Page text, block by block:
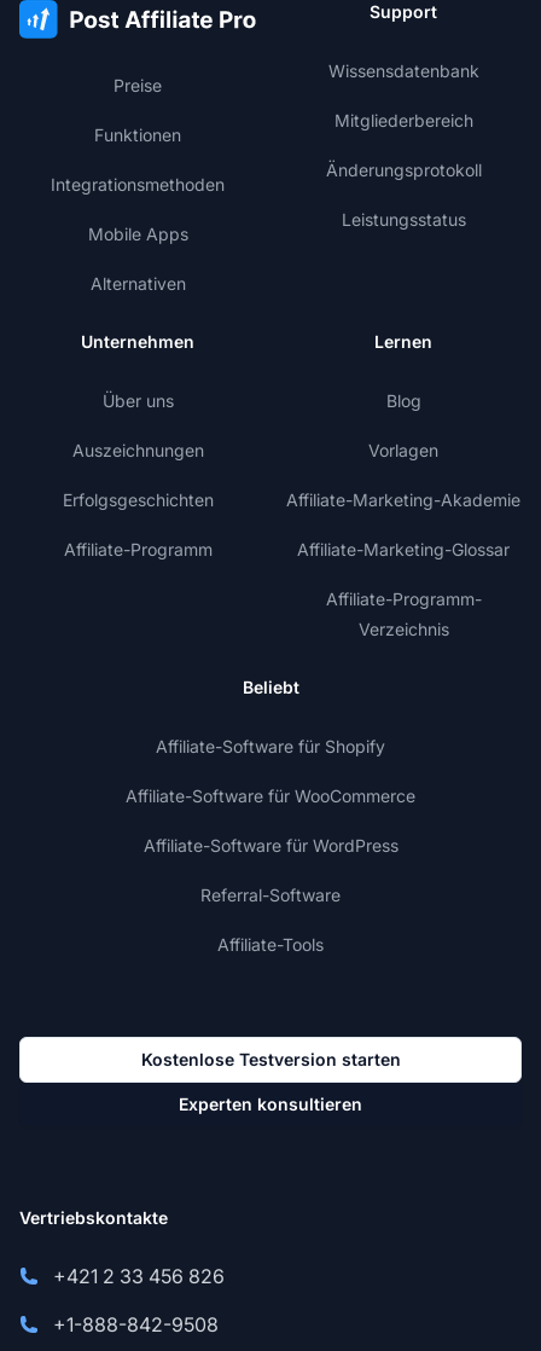
Preise
Funktionen
Integrationsmethoden
Mobile Apps
Alternativen
Support
Wissensdatenbank
Mitgliederbereich
Änderungsprotokoll
Leistungsstatus
Unternehmen
Über uns
Auszeichnungen
Erfolgsgeschichten
Affiliate-Programm
Lernen
Blog
Vorlagen
Affiliate-Marketing-Akademie
Affiliate-Marketing-Glossar
Affiliate-Programm-
Verzeichnis
Beliebt
Affiliate-Software für Shopify
Affiliate-Software für WooCommerce
Affiliate-Software für WordPress
Referral-Software
Affiliate-Tools
Kostenlose Testversion starten
Experten konsultieren
Vertriebskontakte
+421 2 33 456 826
+1-888-842-9508